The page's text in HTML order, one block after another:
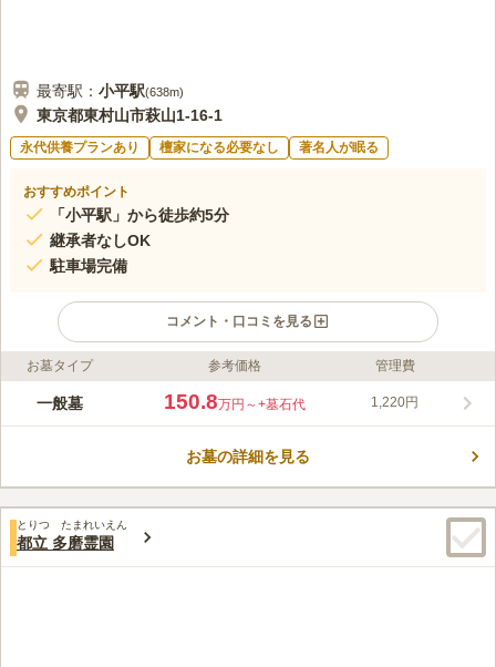
最寄駅： 小平駅(638m)
東京都東村山市萩山1-16-1
永代供養プランあり 檀家になる必要なし 著名人が眠る
おすすめポイント
「小平駅」から徒歩約5分
継承者なしOK
駐車場完備
コメント・口コミを見る
ライフドット編集部のコメント
都立 小平霊園は、東村山市萩山にある宗旨・宗派自由の霊園で
ります。 昔ながらのお墓や近代的なお墓が数多く立ち並んでい
路には、ケヤキやさくら、三本松などが植えられ、緑あふれる街
道があります。自然が豊かな霊園です。また、敷地内の半分は樹
林や草地になっており、一面に緑が広がっています。 小平霊園
口コミ評価
みんなの評価
50代男性
霊園近くや霊園内に売店はあるが、利用したことは過去に一度ほ
お墓タイプ 参考価格 管理費
一般墓 150.8万円～+墓石代 1,220円
お墓の詳細を見る
とりつ たまれいえん
都立 多磨霊園